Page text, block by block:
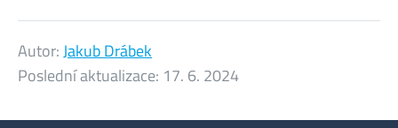
Autor:Jakub Drábek
Poslední aktualizace: 17. 6. 2024